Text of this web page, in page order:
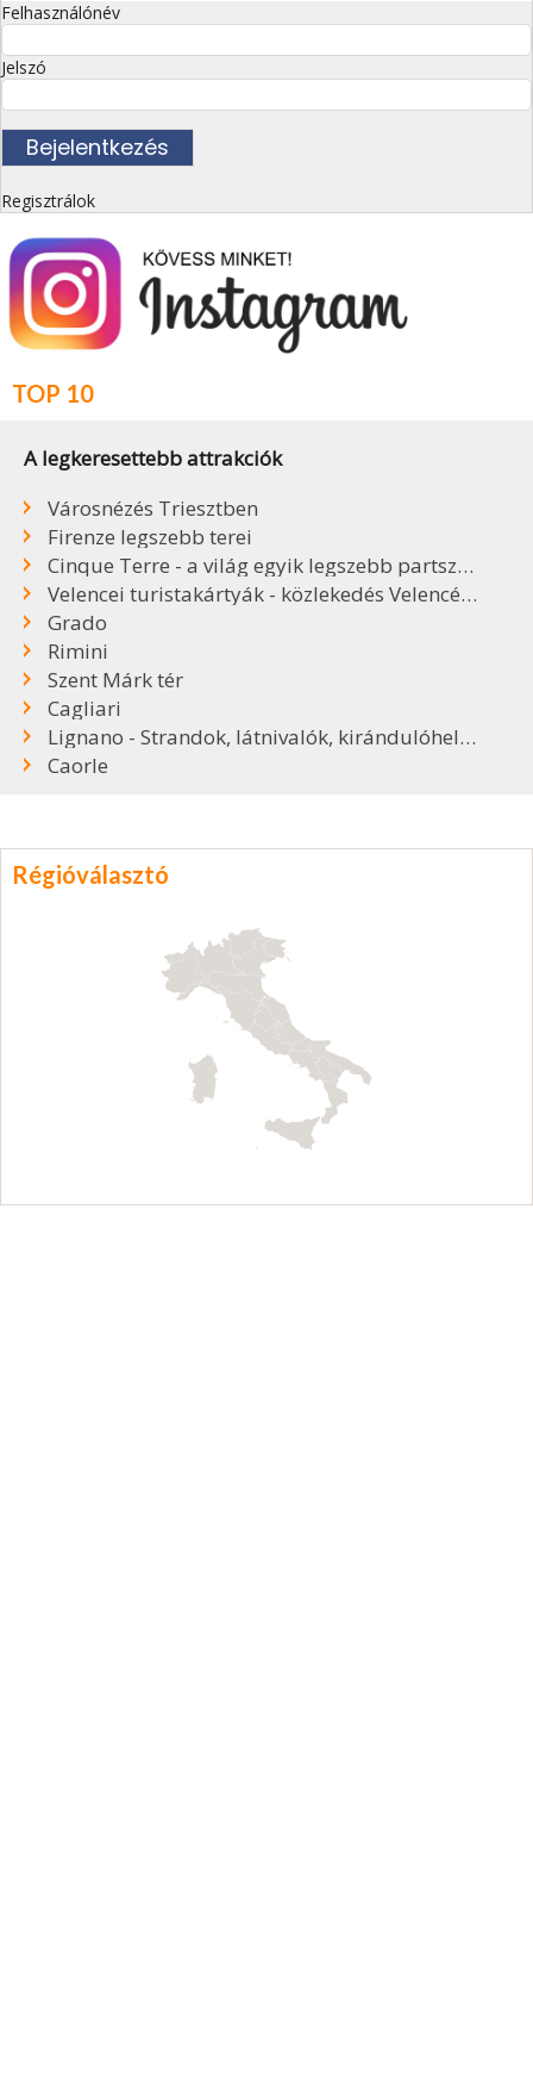
Felhasználónév
Jelszó
Regisztrálok
TOP 10
A legkeresettebb attrakciók
Városnézés Triesztben
Firenze legszebb terei
Cinque Terre - a világ egyik legszebb partszakasza
Velencei turistakártyák - közlekedés Velencében
Grado
Rimini
Szent Márk tér
Cagliari
Lignano - Strandok, látnivalók, kirándulóhelyek
Caorle
Régióválasztó